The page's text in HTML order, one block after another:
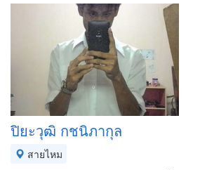
ปิยะวุฒิ กชนิภากุล
สายไหม